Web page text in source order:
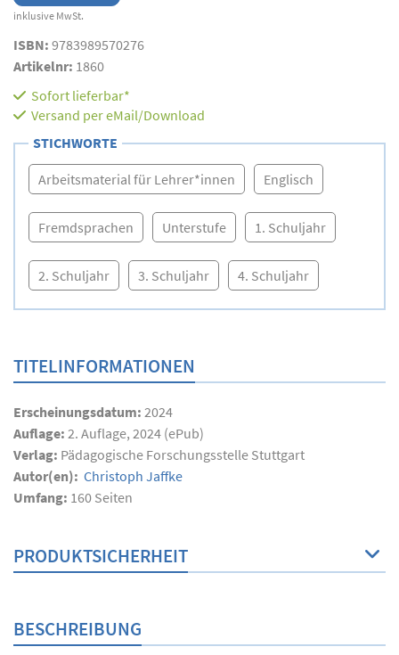
inklusive MwSt.
ISBN: 9783989570276
Artikelnr: 1860
Sofort lieferbar*
Versand per eMail/Download
STICHWORTE
Arbeitsmaterial für Lehrer*innen Englisch
Fremdsprachen Unterstufe 1. Schuljahr
2. Schuljahr 3. Schuljahr 4. Schuljahr
TITELINFORMATIONEN
Erscheinungsdatum: 2024
Auflage: 2. Auflage, 2024 (ePub)
Verlag: Pädagogische Forschungsstelle Stuttgart
Autor(en): Christoph Jaffke
Umfang: 160 Seiten
PRODUKTSICHERHEIT
BESCHREIBUNG